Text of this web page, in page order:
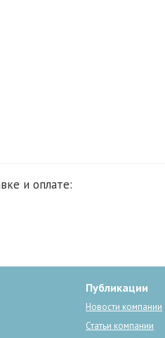
Публикации
Новости компании
Статьи компании